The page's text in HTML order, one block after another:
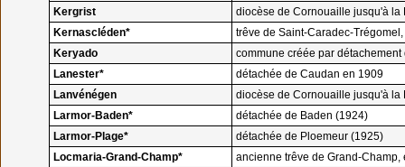
Kergrist
diocèse de Cornouaille jusqu'à
Kernascléden*
trêve de Saint-Caradec-
Keryado
commune créée par
Lanester*
détachée de Caudan en 1909
Lanvénégen
diocèse de Cornouaille jusqu'à la
Larmor-Baden*
détachée de Baden (1924)
Larmor-Plage*
détachée de Ploemeur (1925)
Locmaria-Grand-Champ*
ancienne trêve de Grand-